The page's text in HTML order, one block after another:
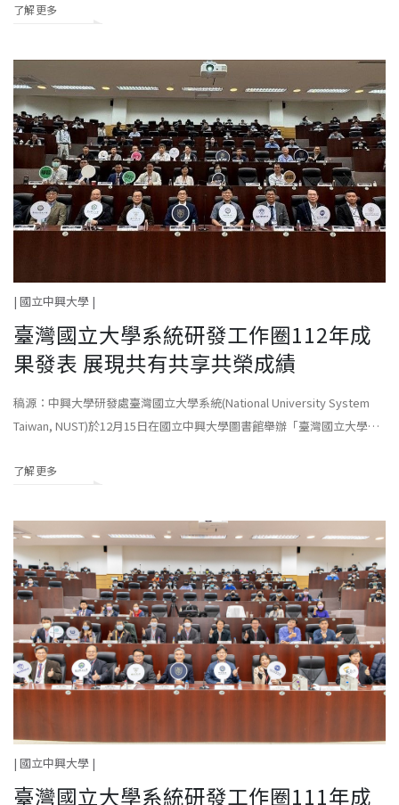
了解更多
| 國立中興大學 |
臺灣國立大學系統研發工作圈112年成
果發表 展現共有共享共榮成績
稿源：中興大學研發處臺灣國立大學系統(National University System
Taiwan, NUST)於12月15日在國立中興大學圖書館舉辦「臺灣國立大學系
了解更多
| 國立中興大學 |
臺灣國立大學系統研發工作圈111年成